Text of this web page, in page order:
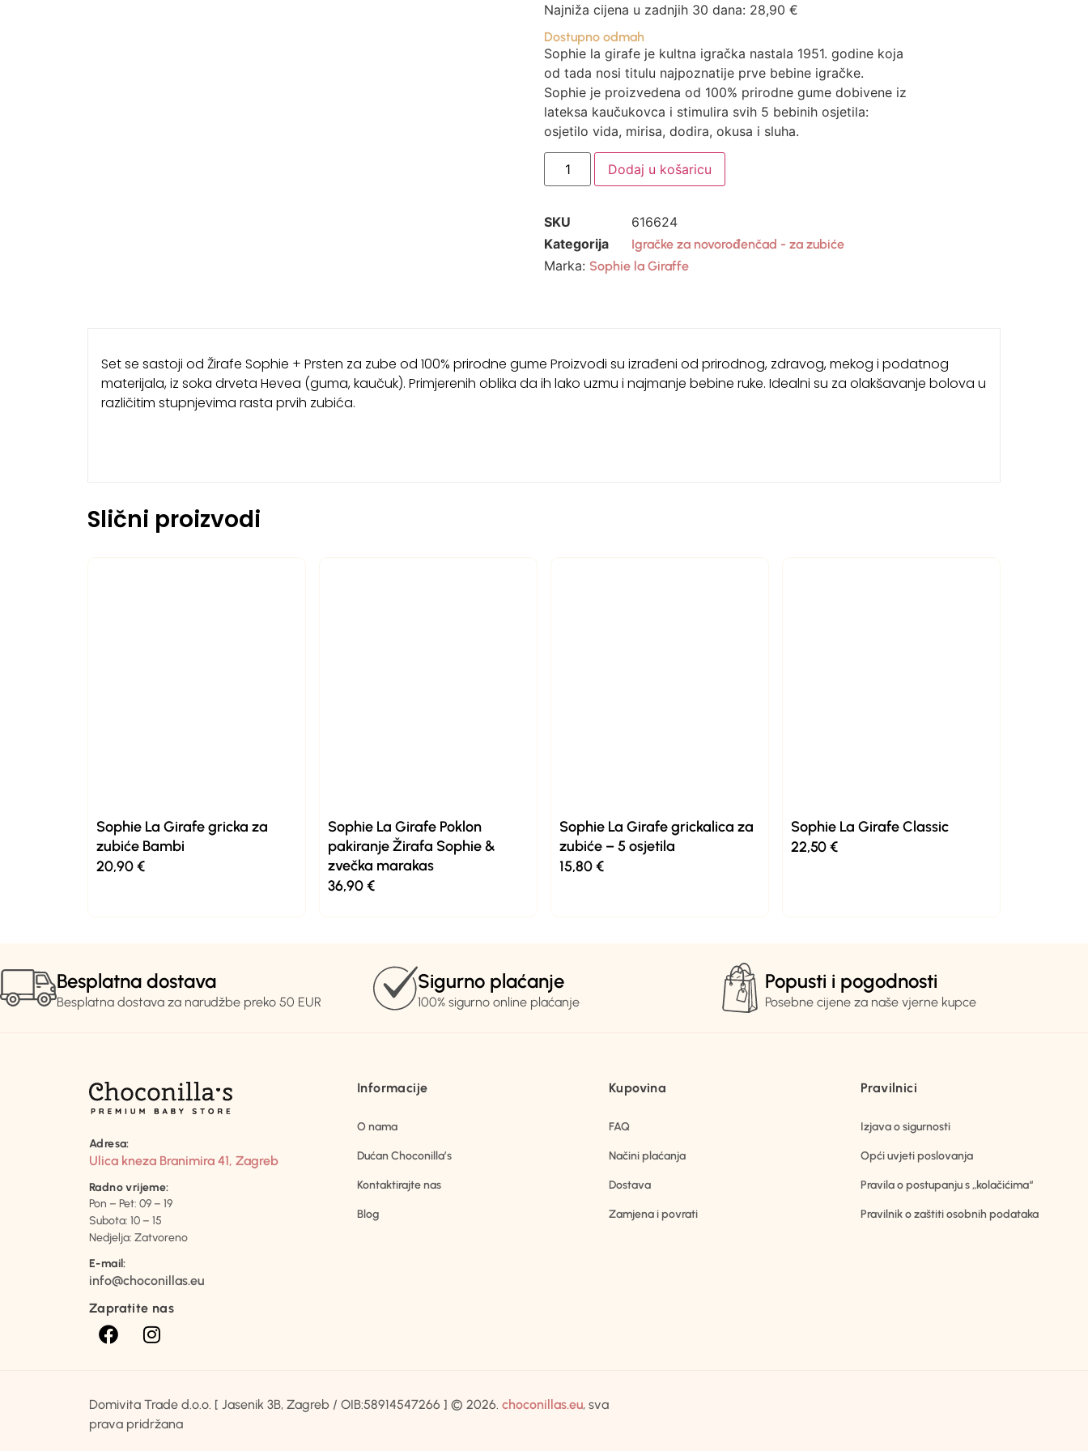
Najniža cijena u zadnjih 30 dana: 28,90 €
Dostupno odmah
Sophie la girafe je kultna igračka nastala 1951. godine koja
od tada nosi titulu najpoznatije prve bebine igračke.
Sophie je proizvedena od 100% prirodne gume dobivene iz
lateksa kaučukovca i stimulira svih 5 bebinih osjetila:
osjetilo vida, mirisa, dodira, okusa i sluha.
Dodaj u košaricu
SKU
616624
Kategorija
Igračke za novorođenčad - za zubiće
Marka: Sophie la Giraffe
Set se sastoji od Žirafe Sophie + Prsten za zube od 100% prirodne gume Proizvodi su izrađeni od prirodnog, zdravog, mekog i podatnog
materijala, iz soka drveta Hevea (guma, kaučuk). Primjerenih oblika da ih lako uzmu i najmanje bebine ruke. Idealni su za olakšavanje bolova u
različitim stupnjevima rasta prvih zubića.
Slični proizvodi
Sophie La Girafe gricka za
zubiće Bambi
20,90€
Sophie La Girafe Poklon
pakiranje Žirafa Sophie &
zvečka marakas
36,90€
Sophie La Girafe grickalica za
zubiće – 5 osjetila
15,80€
Sophie La Girafe Classic
22,50€
Besplatna dostava
Besplatna dostava za narudžbe preko 50 EUR
Sigurno plaćanje
100% sigurno online plaćanje
Popusti i pogodnosti
Posebne cijene za naše vjerne kupce
Adresa:
Ulica kneza Branimira 41, Zagreb
Radno vrijeme:
Pon – Pet: 09 – 19
Subota: 10 – 15
Nedjelja: Zatvoreno
E-mail:
info@choconillas.eu
Zapratite nas
Informacije
O nama
Dućan Choconilla’s
Kontaktirajte nas
Blog
Kupovina
FAQ
Načini plaćanja
Dostava
Zamjena i povrati
Pravilnici
Izjava o sigurnosti
Opći uvjeti poslovanja
Pravila o postupanju s „kolačićima“
Pravilnik o zaštiti osobnih podataka
Domivita Trade d.o.o. [ Jasenik 3B, Zagreb / OIB:58914547266 ] © 2026. choconillas.eu, sva
prava pridržana